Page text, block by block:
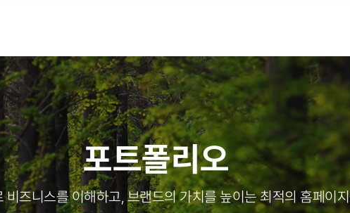
포트폴리오
즈니스를 이해하고, 브랜드의 가치를 높이는 최적의 홈페이